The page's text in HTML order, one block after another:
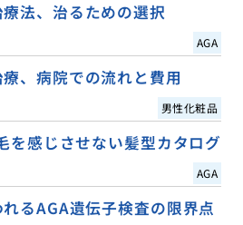
法、治るための選択
AGA
、病院での流れと費用
男性化粧品
を感じさせない髪型カタログ
AGA
れるAGA遺伝子検査の限界点